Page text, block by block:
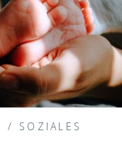
/ SOZIALES